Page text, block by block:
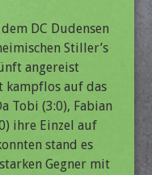
DC Dudensen
Stiller’s
angereist
kampflos auf das
Tobi (3:0), Fabian
ihre Einzel auf
stand es
Gegner mit